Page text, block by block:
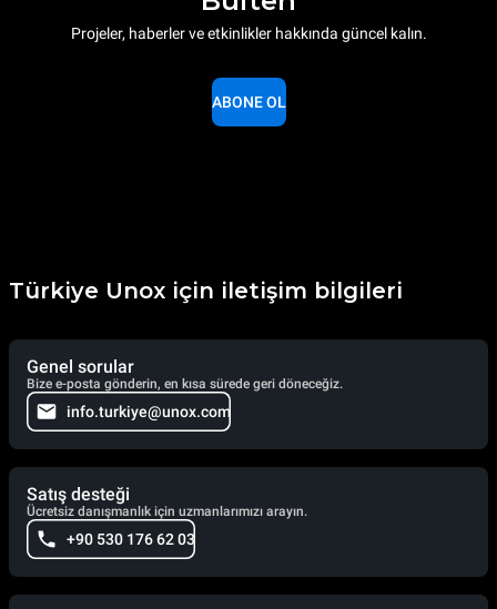
Projeler, haberler ve etkinlikler hakkında güncel kalın.
ABONE OL
Türkiye Unox için iletişim bilgileri
Genel sorular
Bize e-posta gönderin, en kısa sürede geri döneceğiz.
info.turkiye@unox.com
Satış desteği
Ücretsiz danışmanlık için uzmanlarımızı arayın.
+90 530 176 62 03